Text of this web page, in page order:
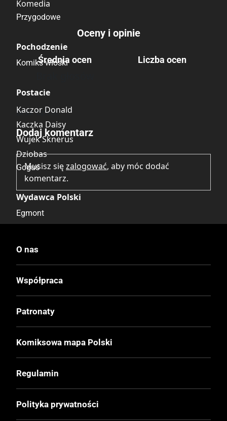
Komedia
Przygodowe
Pochodzenie
Komiks włoski
Postacie
Kaczor Donald
Kaczka Daisy
Wujek Sknerus
Dziobas
Goguś
Wydawca Polski
Egmont
Data Wydania
17.02.2026
Wydanie
Kolor
Oceny i opinie
Średnia ocen Liczba ocen
Brak opinii.
Dodaj komentarz
Musisz sięzalogować, aby móc dodać
komentarz.
O nas
Współpraca
Patronaty
Komiksowa mapa Polski
Regulamin
Polityka prywatności